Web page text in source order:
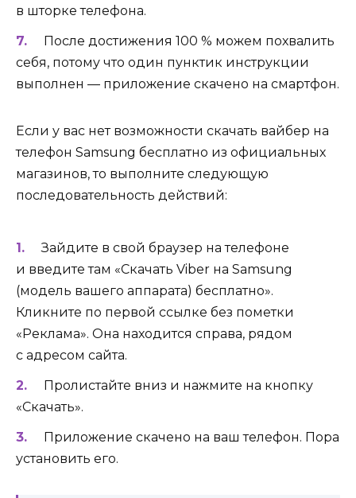
в шторке телефона.
После достижения 100 % можем похвалить
себя, потому что один пунктик инструкции
выполнен — приложение скачено на смартфон.
Если у вас нет возможности скачать вайбер на
телефон Samsung бесплатно из официальных
магазинов, то выполните следующую
последовательность действий:
Зайдите в свой браузер на телефоне
и введите там «Скачать Viber на Samsung
(модель вашего аппарата) бесплатно».
Кликните по первой ссылке без пометки
«Реклама». Она находится справа, рядом
с адресом сайта.
Пролистайте вниз и нажмите на кнопку
«Скачать».
Приложение скачено на ваш телефон. Пора
установить его.